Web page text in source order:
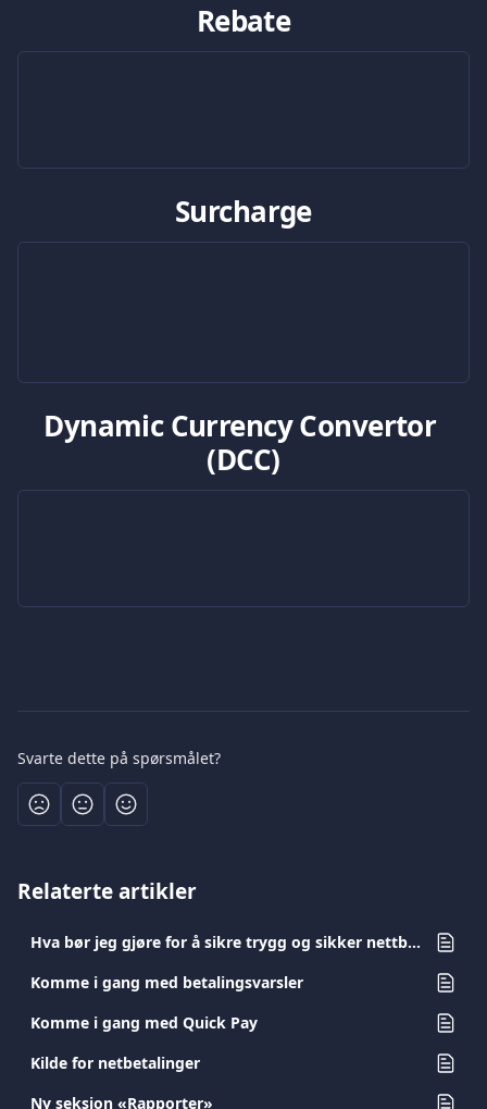
Rebate
Surcharge
Dynamic Currency Convertor
(DCC)
Svarte dette på spørsmålet?
Relaterte artikler
Hva bør jeg gjøre for å sikre trygg og sikker nettbankbruk?
Komme i gang med betalingsvarsler
Komme i gang med Quick Pay
Kilde for netbetalinger
Ny seksjon «Rapporter»